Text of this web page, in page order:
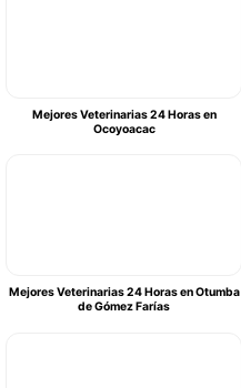
Mejores Veterinarias 24 Horas en
Ocoyoacac
Mejores Veterinarias 24 Horas en Otumba
de Gómez Farías